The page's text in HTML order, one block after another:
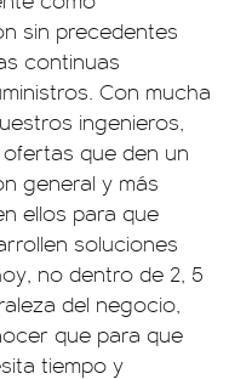
sin precedentes
continuas
Con mucha
ingenieros,
que den un
general y más
ellos para que
soluciones
no dentro de 2, 5
del negocio,
que para que
tiempo y